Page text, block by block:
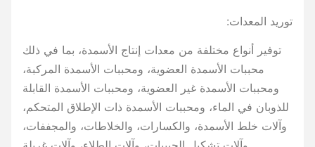
توريد المعدات:
توفير أنواع مختلفة من معدات إنتاج الأسمدة، بما في ذلك
محببات الأسمدة العضوية، ومحببات الأسمدة المركبة،
ومحببات الأسمدة غير العضوية، ومحببات الأسمدة القابلة
للذوبان في الماء، ومحببات الأسمدة ذات الإطلاق المتحكم،
وآلات خلط الأسمدة، والكسارات، والخلاطات، والمجففات،